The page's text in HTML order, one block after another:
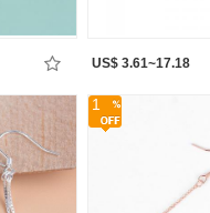
US$ 3.61~17.18
1